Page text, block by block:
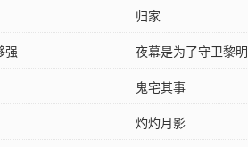
归家
强
夜幕是为了守卫黎明
鬼宅其事
灼灼月影